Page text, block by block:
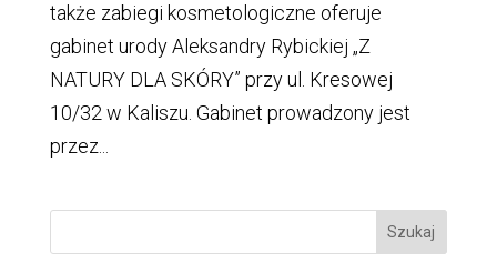
także zabiegi kosmetologiczne oferuje
gabinet urody Aleksandry Rybickiej „Z
NATURY DLA SKÓRY” przy ul. Kresowej
10/32 w Kaliszu. Gabinet prowadzony jest
przez...
Szukaj